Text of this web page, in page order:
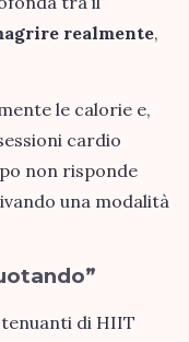
realmente,
le calorie e,
cardio
non risponde
una modalità
di HIIT